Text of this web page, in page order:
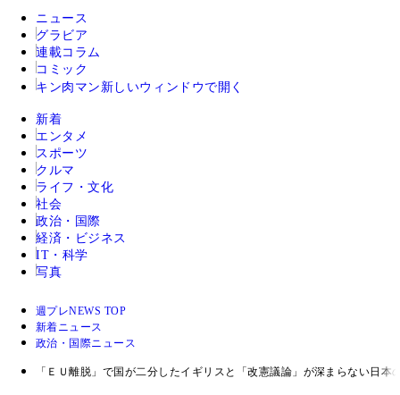
ニュース
グラビア
連載コラム
コミック
キン肉マン 新しいウィンドウで開く
新着
エンタメ
スポーツ
クルマ
ライフ・文化
社会
政治・国際
経済・ビジネス
IT・科学
写真
週プレNEWS TOP
新着ニュース
政治・国際ニュース
「ＥＵ離脱」で国が二分したイギリスと「改憲議論」が深まらない日本